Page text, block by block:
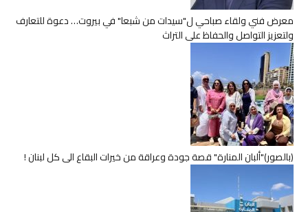
معرض فني ولقاء صباحي ل"سيدات من شبعا" في بيروت… دعوة للتعارف
ولتعزيز التواصل والحفاظ على التراث
(بالصور)"ألبان المنارة" قصة جودة وعراقة من خيرات البقاع الى كل لبنان !